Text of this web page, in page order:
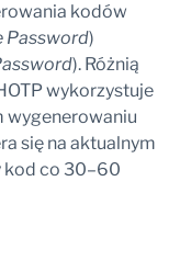
kodów
Password)
). Różnią
wykorzystuje
wygenerowaniu
się na aktualnym
kod co 30–60